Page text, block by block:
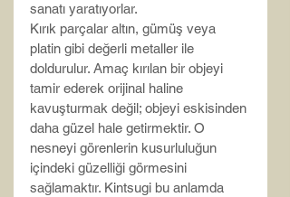
sanatı yaratıyorlar.
Kırık parçalar altın, gümüş veya
platin gibi değerli metaller ile
doldurulur. Amaç kırılan bir objeyi
tamir ederek orijinal haline
kavuşturmak değil; objeyi eskisinden
daha güzel hale getirmektir. O
nesneyi görenlerin kusurluluğun
içindeki güzelliği görmesini
sağlamaktır. Kintsugi bu anlamda